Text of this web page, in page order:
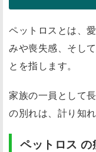
ペットロスとは、
みや喪失感、そし
とを指します。
家族の一員として
の別れは、計り知
ペットロス の